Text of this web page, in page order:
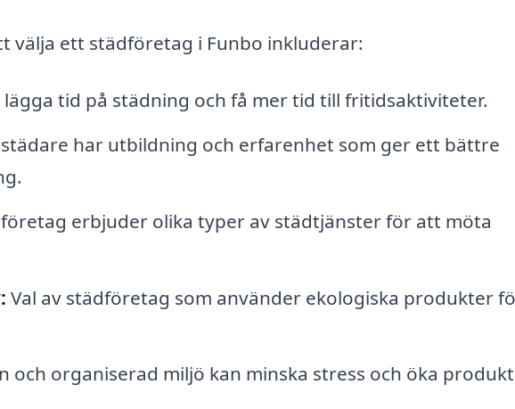
välja ett städföretag i Funbo inkluderar:
lägga tid på städning och få mer tid till fritidsaktiviteter.
har utbildning och erfarenhet som ger ett bättre
erbjuder olika typer av städtjänster för att möta
Val av städföretag som använder ekologiska produkter
och organiserad miljö kan minska stress och öka